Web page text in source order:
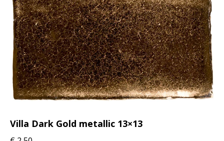
Villa Dark Gold metallic 13×13